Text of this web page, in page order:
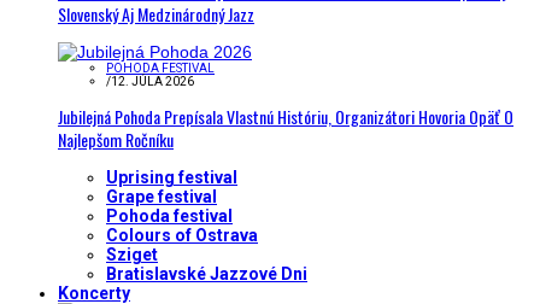
Slovenský Aj Medzinárodný Jazz
POHODA FESTIVAL
/12. JÚLA 2026
Jubilejná Pohoda Prepísala Vlastnú Históriu, Organizátori Hovoria Opäť O
Najlepšom Ročníku
Uprising festival
Grape festival
Pohoda festival
Colours of Ostrava
Sziget
Bratislavské Jazzové Dni
Koncerty